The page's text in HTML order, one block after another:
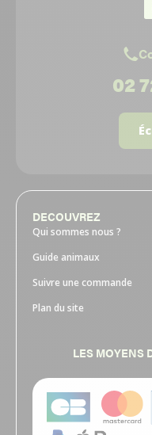
02
DECOUVREZ
Qui sommes nous ?
Guide animaux
Suivre une commande
Plan du site
LES MOYENS